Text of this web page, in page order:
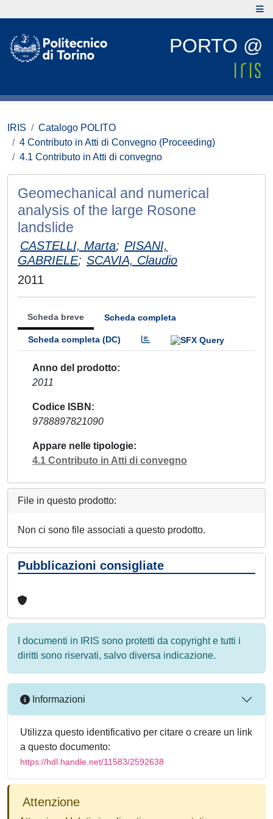
PORTO @
IRIS
Catalogo POLITO
4 Contributo in Atti di Convegno (Proceeding)
4.1 Contributo in Atti di convegno
Geomechanical and numerical
analysis of the large Rosone
landslide
CASTELLI, Marta; PISANI,
GABRIELE; SCAVIA, Claudio
2011
Scheda breve Scheda completa
Scheda completa (DC)
Anno del prodotto
2011
Codice ISBN
9788897821090
Appare nelle tipologie
4.1 Contributo in Atti di convegno
File in questo prodotto:
Non ci sono file associati a questo prodotto.
Pubblicazioni consigliate
I documenti in IRIS sono protetti da copyright e tutti i
diritti sono riservati, salvo diversa indicazione.
Informazioni
Utilizza questo identificativo per citare o creare un link
a questo documento:
https://hdl.handle.net/11583/2592638
Attenzione